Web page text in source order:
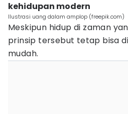
kehidupan modern
Ilustrasi uang dalam amplop (freepik.com)
Meskipun hidup di zaman
prinsip tersebut tetap bisa
mudah.